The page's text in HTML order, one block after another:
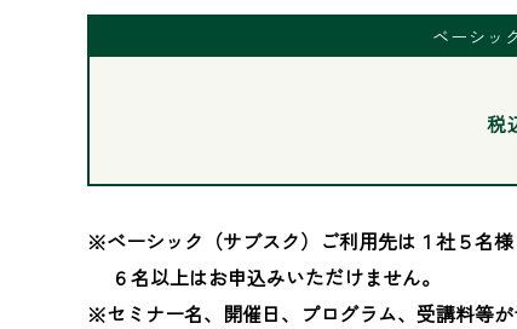
ベーシッ
税
※ベーシック（サブスク）ご利用先は１社５名様
６名以上はお申込みいただけません。
※セミナー名、開催日、プログラム、受講料等